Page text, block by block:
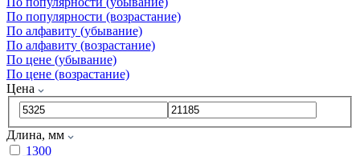
По популярности (возрастание)
По алфавиту (убывание)
По алфавиту (возрастание)
По цене (убывание)
По цене (возрастание)
Цена
Длина, мм
1300